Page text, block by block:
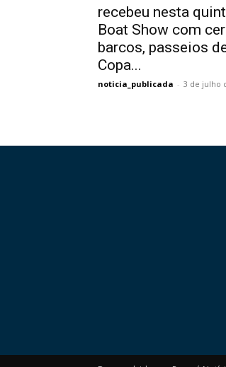
recebeu nesta
Boat Show com
barcos, passeios
Copa...
noticia_publicada - 3 de julho